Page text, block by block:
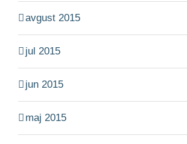
avgust 2015
jul 2015
jun 2015
maj 2015